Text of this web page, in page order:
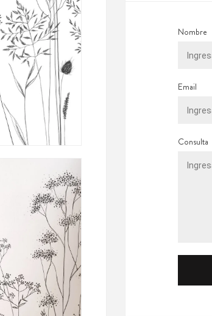
Nombre
Email
Consulta